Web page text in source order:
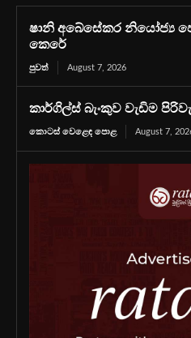
ෂානි අබේසේකර නියෝජ්‍ය
කෙරේ
පුවත් August 7, 2026
කාර්ගිල්ස් බැංකුව වැඩිම
කොටස් වෙළෙඳ පොළ August 7,